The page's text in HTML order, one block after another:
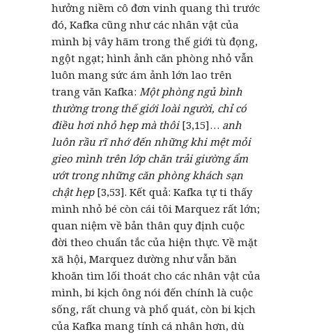
hưởng niềm cô đơn vinh quang thì trước
đó, Kafka cũng như các nhân vật của
mình bị vây hãm trong thế giới tù đọng,
ngột ngạt; hình ảnh căn phòng nhỏ vẫn
luôn mang sức ám ảnh lớn lao trên
trang văn Kafka: Một phòng ngủ bình
thường trong thế giới loài người, chỉ có
điều hơi nhỏ hẹp mà thôi [3,15]… anh
luôn rầu rĩ nhớ đến những khi mệt mỏi
gieo mình trên lớp chăn trải giường ẩm
ướt trong những căn phòng khách sạn
chật hẹp [3,53]. Kết quả: Kafka tự ti thấy
mình nhỏ bé còn cái tôi Marquez rất lớn;
quan niệm về bản thân quy định cuộc
đời theo chuẩn tắc của hiện thực. Về mặt
xã hội, Marquez dường như vẫn băn
khoăn tìm lối thoát cho các nhân vật của
mình, bi kịch ông nói đến chính là cuộc
sống, rất chung và phổ quát, còn bi kịch
của Kafka mang tính cá nhân hơn, dù